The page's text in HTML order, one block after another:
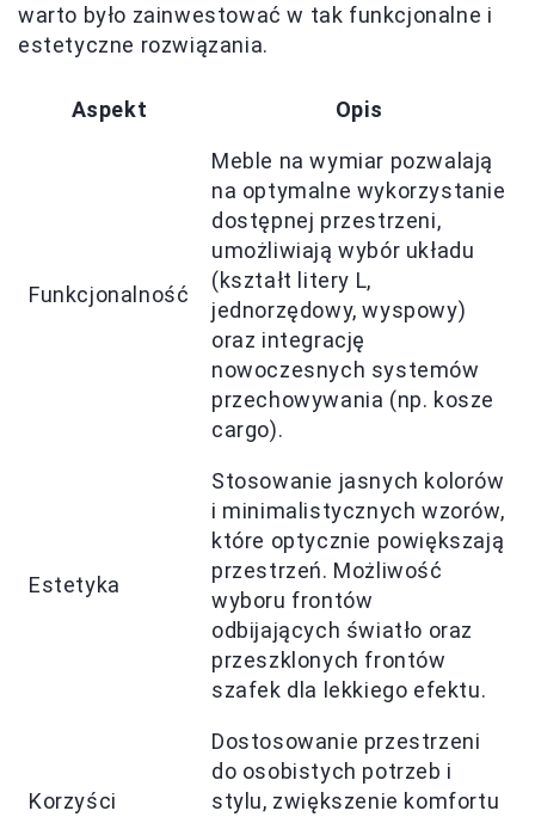
warto było zainwestować w tak funkcjonalne i
estetyczne rozwiązania.
Aspekt Opis
Funkcjonalność
Meble na wymiar pozwalają
na optymalne wykorzystanie
dostępnej przestrzeni,
umożliwiają wybór układu
(kształt litery L,
jednorzędowy, wyspowy)
oraz integrację
nowoczesnych systemów
przechowywania (np. kosze
cargo).
Estetyka
Stosowanie jasnych kolorów
i minimalistycznych wzorów,
które optycznie powiększają
przestrzeń. Możliwość
wyboru frontów
odbijających światło oraz
przeszklonych frontów
szafek dla lekkiego efektu.
Korzyści
Dostosowanie przestrzeni
do osobistych potrzeb i
stylu, zwiększenie komfortu